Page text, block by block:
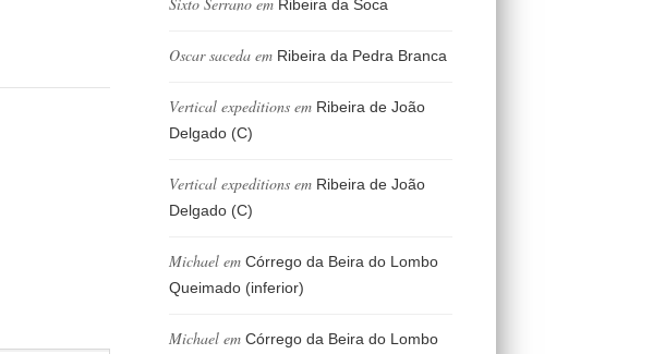
Ribeira da Soca
Oscar saceda em Ribeira da Pedra Branca
Vertical expeditions em Ribeira de João
Delgado (C)
Vertical expeditions em Ribeira de João
Delgado (C)
Michael em Córrego da Beira do Lombo
Queimado (inferior)
Michael em Córrego da Beira do Lombo